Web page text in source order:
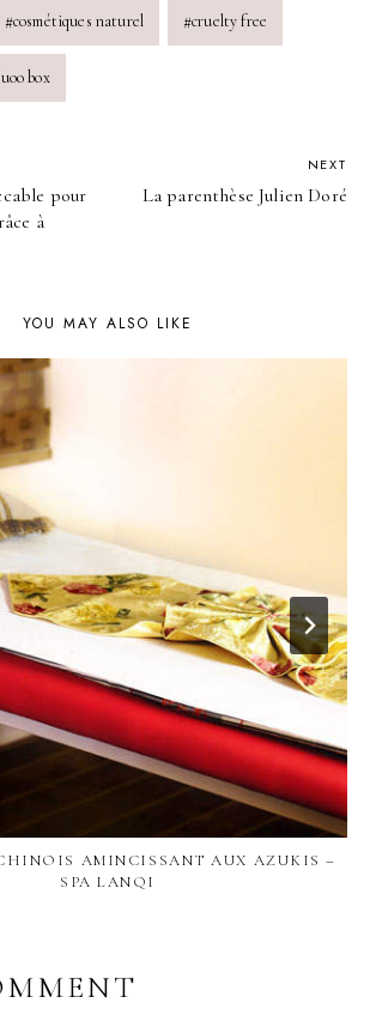
#cosmétiques naturel #cruelty free
box
pour
à
NEXT
La parenthèse Julien Doré
YOU MAY ALSO LIKE
AMINCISSANT AUX AZUKIS –
SPA LANQI